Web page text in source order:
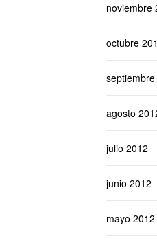
noviembre
octubre
agosto
julio 2012
junio 2012
mayo 2012